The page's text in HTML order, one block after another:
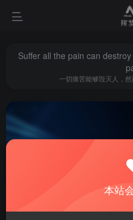
Suffer all the pain can
一切痛苦能够毁灭人，
本站